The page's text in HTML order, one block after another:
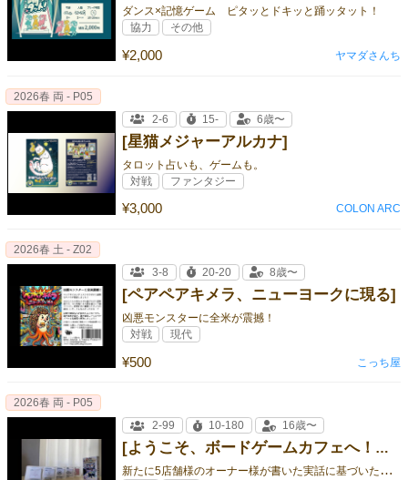
ダンス×記憶ゲーム ピタッとドキッと踊ッタット！
¥2,000
協力 その他
ヤマダさんち
[星猫メジャーアルカナ]
タロット占いも、ゲームも。
¥3,000
2026春 両 - P05
2-6
15- 6歳〜
対戦 ファンタジー
COLON ARC
[ペアペアキメラ、ニューヨークに現る]
凶悪モンスターに全米が震撼！
¥500
2026春 土 - Z02
3-8
20-20 8歳〜
対戦 現代
こっち屋
[ようこそ、ボードゲームカフェへ！ 実店舗拡張５種]
新
たに5店舗様のオーナー様が書いた実話に基づいたカードが追加！
2026春 両 - P05
2-99
10-180 16歳〜